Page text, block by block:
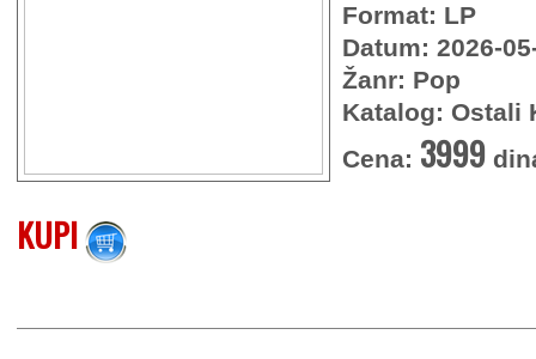
Format: LP
Datum: 2026-
Žanr: Pop
Katalog: Ostali
Cena: 3999
KUPI